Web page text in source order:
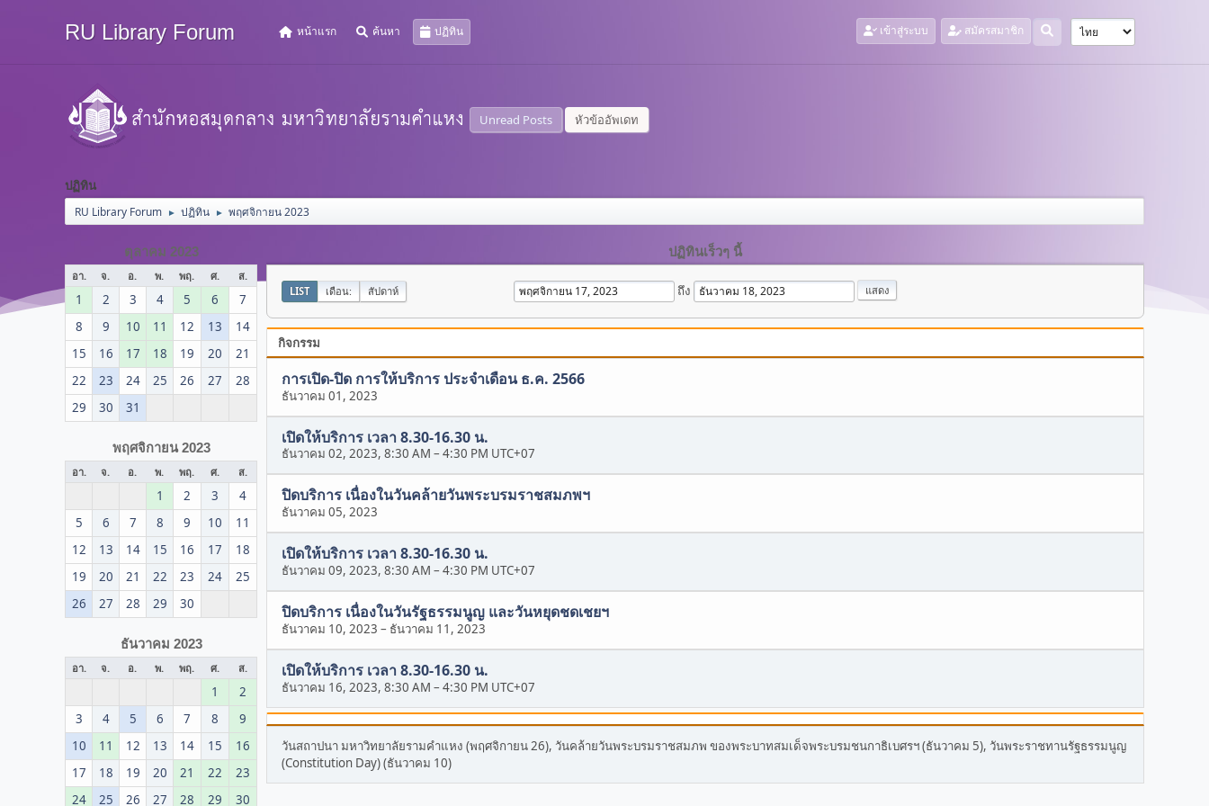
RU Library Forum หน้าแรก ค้นหา ปฏิทิน เข้าสู่ระบบ สมัครสมาชิก
Unread Posts หัวข้ออัพเดท
ปฏิทิน
RU Library Forum ► ปฏิทิน ► พฤศจิกายน 2023
ตุลาคม 2023
อา. จ. อ. พ. พฤ. ศ. ส.
1 2 3 4 5 6
7
8
9 10 11 12 13
14
15
16 17 18 19 20
21
22
23 24 25 26 27
28
29
30 31
พฤศจิกายน 2023
อา. จ. อ. พ. พฤ. ศ. ส.
1 2 3
4
5
6 7 8 9 10
11
12
13 14 15 16 17
18
19
20 21 22 23 24
25
26
27 28 29 30
ธันวาคม 2023
อา. จ. อ. พ. พฤ. ศ. ส.
1
2
3
4 5 6 7 8
9
10
11 12 13 14 15
16
17
18 19 20 21 22
23
24
25 26 27 28 29 30
ปฏิทินเร็วๆ นี้
LIST เดือน: สัปดาห์ ถึง
กิจกรรม
การเปิด-ปิด การให้บริการ ประจำเดือน ธ.ค. 2566
ธันวาคม 01, 2023
เปิดให้บริการ เวลา 8.30-16.30 น.
ธันวาคม 02, 2023, 8:30 AM – 4:30 PM UTC+07
ปิดบริการ เนื่องในวันคล้ายวันพระบรมราชสมภพฯ
ธันวาคม 05, 2023
เปิดให้บริการ เวลา 8.30-16.30 น.
ธันวาคม 09, 2023, 8:30 AM – 4:30 PM UTC+07
ปิดบริการ เนื่องในวันรัฐธรรมนูญ และวันหยุดชดเชยฯ
ธันวาคม 10, 2023 – ธันวาคม 11, 2023
เปิดให้บริการ เวลา 8.30-16.30 น.
ธันวาคม 16, 2023, 8:30 AM – 4:30 PM UTC+07
วันสถาปนา มหาวิทยาลัยรามคำแหง (พฤศจิกายน 26), วันคล้ายวันพระบรมราชสมภพ ของพระบาทสมเด็จพระบรมชนกาธิเบศรฯ (ธันวาคม 5), วันพระราชทานรัฐธรรมนูญ
(Constitution Day) (ธันวาคม 10)